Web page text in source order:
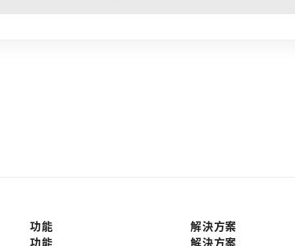
功能
功能
解決方案
解決方案